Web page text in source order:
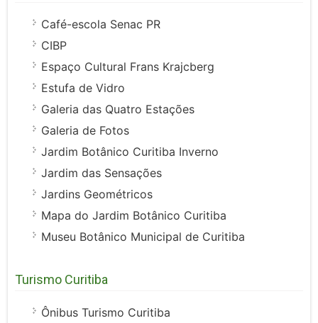
Café-escola Senac PR
CIBP
Espaço Cultural Frans Krajcberg
Estufa de Vidro
Galeria das Quatro Estações
Galeria de Fotos
Jardim Botânico Curitiba Inverno
Jardim das Sensações
Jardins Geométricos
Mapa do Jardim Botânico Curitiba
Museu Botânico Municipal de Curitiba
Turismo Curitiba
Ônibus Turismo Curitiba